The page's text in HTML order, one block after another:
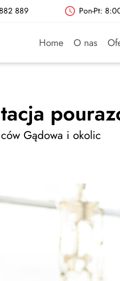
889 Pon-Pt:
Home O nas
Gądowa i okolic